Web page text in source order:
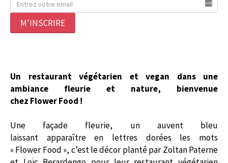
M'INSCRIRE
Un restaurant végétarien et vegan
dans une
ambiance fleurie et nature, bienvenue
chez FlowerFood !
Une façade fleurie, un auvent bleu
laissant
apparaître
en lettres dorées les mots
«Flower Food », c’est le décor planté par Zoltan Paterne